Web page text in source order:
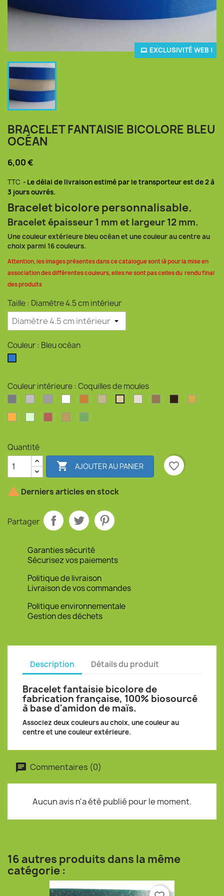
EXCLUSIVITÉ WEB !
BRACELET FANTAISIE BICOLORE BLEU
OCÉAN
6,00 €
TTC
Le délai de livraison estimé par le transporteur est de 2 à
3 jours ouvrés.
Bracelet bicolore personnalisable.
Bracelet épaisseur 1 mm et largeur 12 mm.
Une couleur extérieure bleu océan et une couleur au centre au
choix parmi 16 couleurs.
Attention, les images présentes dans ce catalogue sont là pour la mise en
association des différentes couleurs, elles ne sont pas celles du rendu final
des produits
Taille : Diamètre 4.5 cm intérieur
Couleur : Bleu océan
Couleur intérieure : Coquilles de moules
Quantité
 AJOUTER AU PANIER favorite_border
 Derniers articles en stock
Partager
Garanties sécurité
Sécurisez vos paiements
Politique de livraison
Livraison de vos commandes
Politique environnementale
Gestion des déchets
Description Détails du produit
Bracelet fantaisie bicolore de
fabrication française, 100% biosourcé
à base d'amidon de maïs.
Associez deux couleurs au choix, une couleur au
centre et une couleur extérieure.
Commentaires (0)
Aucun avis n'a été publié pour le moment.
16 autres produits dans la même
catégorie :